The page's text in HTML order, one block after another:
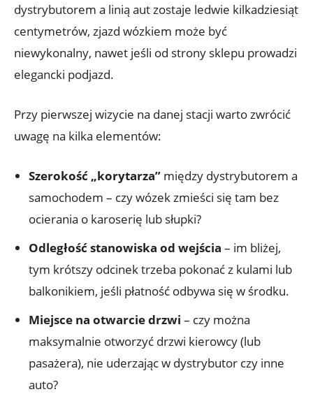
dystrybutorem a linią aut zostaje ledwie kilkadziesiąt
centymetrów, zjazd wózkiem może być
niewykonalny, nawet jeśli od strony sklepu prowadzi
elegancki podjazd.
Przy pierwszej wizycie na danej stacji warto zwrócić
uwagę na kilka elementów:
Szerokość „korytarza” między dystrybutorem a
samochodem – czy wózek zmieści się tam bez
ocierania o karoserię lub słupki?
Odległość stanowiska od wejścia – im bliżej,
tym krótszy odcinek trzeba pokonać z kulami lub
balkonikiem, jeśli płatność odbywa się w środku.
Miejsce na otwarcie drzwi – czy można
maksymalnie otworzyć drzwi kierowcy (lub
pasażera), nie uderzając w dystrybutor czy inne
auto?